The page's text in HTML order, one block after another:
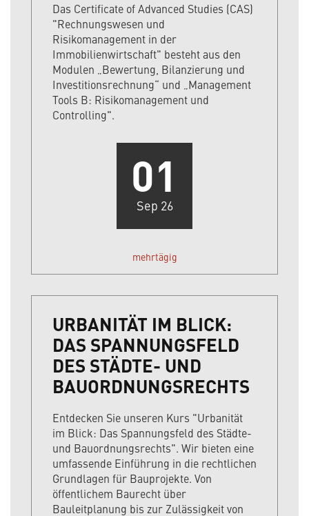
Das Certificate of Advanced Studies (CAS)
"Rechnungswesen und
Risikomanagement in der
Immobilienwirtschaft" besteht aus den
Modulen „Bewertung, Bilanzierung und
Investitionsrechnung“ und „Management
Tools B: Risikomanagement und
Controlling".
01
Sep 26
mehrtägig
URBANITÄT IM BLICK:
DAS SPANNUNGSFELD
DES STÄDTE- UND
BAUORDNUNGSRECHTS
Entdecken Sie unseren Kurs "Urbanität
im Blick: Das Spannungsfeld des Städte-
und Bauordnungsrechts". Wir bieten eine
umfassende Einführung in die rechtlichen
Grundlagen für Bauprojekte. Von
öffentlichem Baurecht über
Bauleitplanung bis zur Zulässigkeit von